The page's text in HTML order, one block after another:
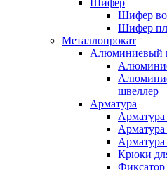
Шифер
Шифер
Шифер
Металлопрокат
Алюминиевый
швеллер
Арматура
Арматура
Арматура
Крюки